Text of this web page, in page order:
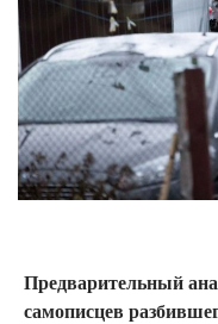
Предварительный
самописцев